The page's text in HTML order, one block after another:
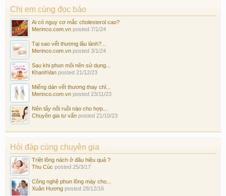
Chị em cùng đọc báo
Ai có nguy cơ mắc cholesterol cao?
Merinco.com.vn posted 7/1/24
Tại sao vết thương lâu lành?...
Merinco.com.vn posted 3/1/24
Sau khi phun môi nên sử dụng...
KhanhVan posted 21/12/23
Miếng dán vết thương thay chỉ...
Merinco.com.vn posted 23/11/23
Nên tẩy nốt ruồi nào cho hợp...
Chuyên gia tư vấn posted 21/10/23
Hỏi đáp cùng chuyên gia
Triệt lông nách ở đâu hiệu quả ?
Thu Cúc posted 25/3/17
Công nghệ phun lông mày cho...
Xuân Hương posted 28/12/16